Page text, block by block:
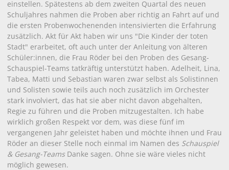
einstellen. Spätestens ab dem zweiten Quartal des neuen
Schuljahres nahmen die Proben aber richtig an Fahrt auf und
die ersten Probenwochenenden intensivierten die Erfahrung
zusätzlich. Akt für Akt haben wir uns "Die Kinder der toten
Stadt" erarbeitet, oft auch unter der Anleitung von älteren
Schüler:innen, die Frau Röder bei den Proben des Gesang-
Schauspiel-Teams tatkräftig unterstützt haben. Adelheit, Lina,
Tabea, Matti und Sebastian waren zwar selbst als Solistinnen
und Solisten sowie teils auch noch zusätzlich im Orchester
stark involviert, das hat sie aber nicht davon abgehalten,
Regie zu führen und die Proben mitzugestalten. Ich habe
wirklich großen Respekt vor dem, was diese fünf im
vergangenen Jahr geleistet haben und möchte ihnen und Frau
Röder an dieser Stelle noch einmal im Namen des Schauspiel
& Gesang-TeamsDanke sagen. Ohne sie wäre vieles nicht
möglich gewesen.